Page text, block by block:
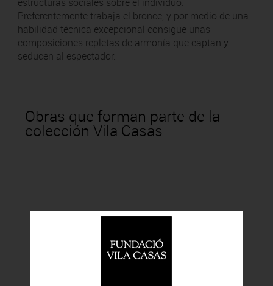
Preferentemente trabaja el bronce, y por medio de una
habilidad técnica excepcional consigue unas
composiciones repletas de armonía que captan y
seducen al espectador.
Obras que forman parte de la
colección Vila Casas